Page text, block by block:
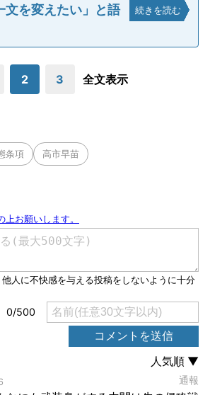
文を変えたい」と語
続きを読む
2 3 全文表示
条項 高市早苗